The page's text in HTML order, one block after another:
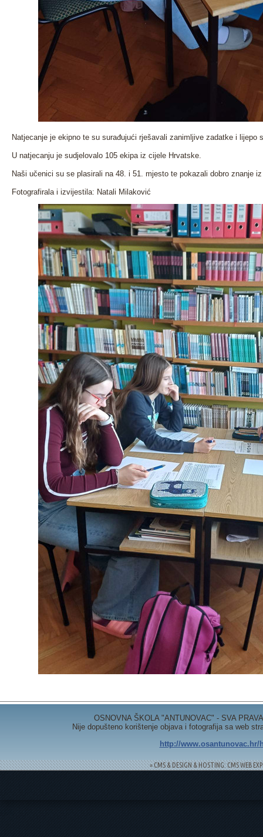
Natjecanje je ekipno te su surađujući rješavali zanimljive zadatke i lijepo
U natjecanju je sudjelovalo 105 ekipa iz cijele Hrvatske.
Naši učenici su se plasirali na 48. i 51. mjesto te pokazali dobro znanje
Fotografirala i izvijestila: Natali Milaković
OSNOVNA ŠKOLA "ANTUNOVAC" - SVA
Nije dopušteno korištenje objava i fotografija sa web
http://www.osantunovac.hr/
= CMS & DESIGN & HOSTING: CMS WEB